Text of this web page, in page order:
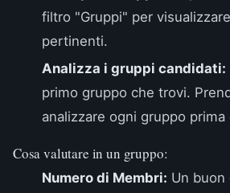
filtro "Gruppi" per
pertinenti.
Analizza i gruppi candidati:
primo gruppo che trovi.
analizzare ogni gruppo
Cosa valutare in un gruppo:
Numero di Membri: Un buon